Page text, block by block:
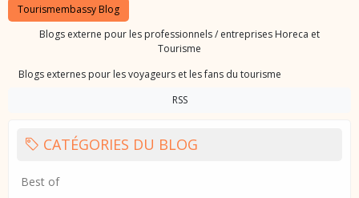
Tourismembassy Blog
Blogs externe pour les professionnels / entreprises Horeca et
Tourisme
Blogs externes pour les voyageurs et les fans du tourisme
RSS
CATÉGORIES DU BLOG
Best of